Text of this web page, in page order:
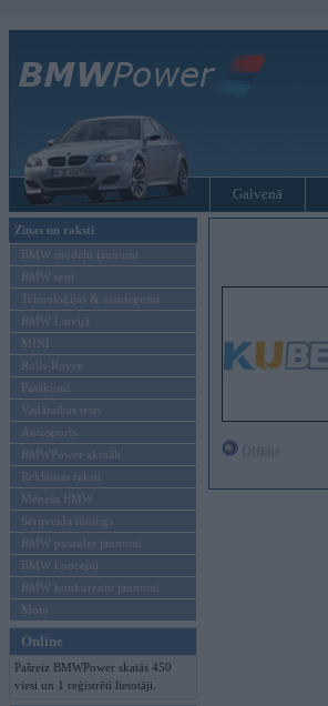
Galvenā
Ziņas un raksti
BMW modeļu jaunumi
BMW testi
Tehnoloģijas & sasniegumi
BMW Latvijā
MINI
Rolls-Royce
Pasākumi
Vadāmības tests
Autosports
BMWPower aktuāli
Reklāmas raksti
Mēneša BMW
Sērijveida tūnings
BMW pasaules jaunumi
BMW koncepti
BMW konkurentu jaunumi
Moto
Online
Pašreiz BMWPower skatās 450
viesi un 1 reģistrēti lietotāji.